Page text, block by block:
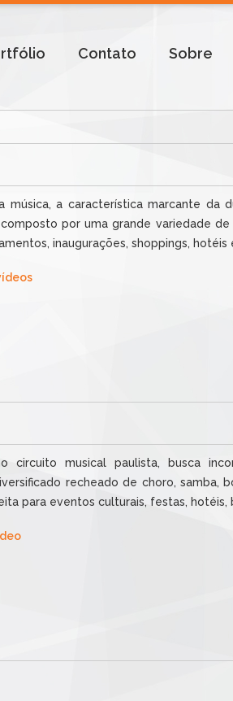
Contato Sobre
a característica marcante da
por uma grande variedade
inaugurações, shoppings, hotéis
circuito musical paulista, busca
recheado de choro, samba,
para eventos culturais, festas, hotéis,